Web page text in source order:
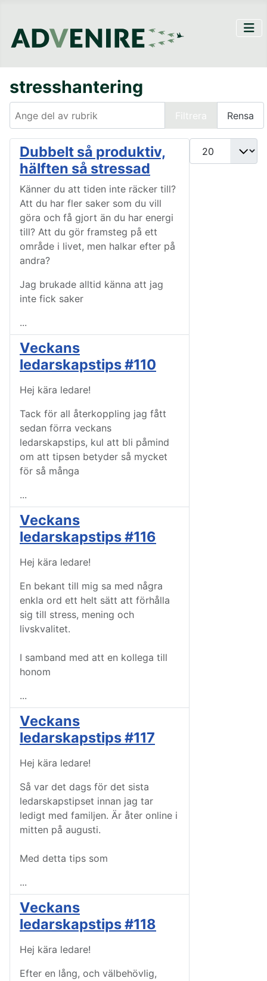
stresshantering
Filtrera Rensa
Visa #
Dubbelt så produktiv,
hälften så stressad
Känner du att tiden inte räcker till?
Att du har fler saker som du vill
göra och få gjort än du har energi
till? Att du gör framsteg på ett
område i livet, men halkar efter på
andra?
Jag brukade alltid känna att jag
inte fick saker
...
Veckans
ledarskapstips #110
Hej kära ledare!
Tack för all återkoppling jag fått
sedan förra veckans
ledarskapstips, kul att bli påmind
om att tipsen betyder så mycket
för så många
...
Veckans
ledarskapstips #116
Hej kära ledare!
En bekant till mig sa med några
enkla ord ett helt sätt att förhålla
sig till stress, mening och
livskvalitet.
I samband med att en kollega till
honom
...
Veckans
ledarskapstips #117
Hej kära ledare!
Så var det dags för det sista
ledarskapstipset innan jag tar
ledigt med familjen. Är åter online i
mitten på augusti.
Med detta tips som
...
Veckans
ledarskapstips #118
Hej kära ledare!
Efter en lång, och välbehövlig,